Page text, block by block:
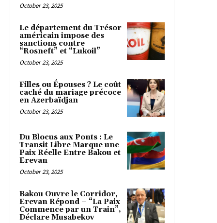
October 23, 2025
Le département du Trésor
américain impose des
sanctions contre
“Rosneft” et “Lukoil”
October 23, 2025
Filles ou Épouses ? Le coût
caché du mariage précoce
en Azerbaïdjan
October 23, 2025
Du Blocus aux Ponts : Le
Transit Libre Marque une
Paix Réelle Entre Bakou et
Erevan
October 23, 2025
Bakou Ouvre le Corridor,
Erevan Répond – “La Paix
Commence par un Train”,
Déclare Musabekov